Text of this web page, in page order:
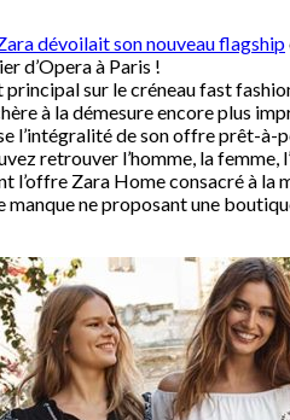
dévoilait son nouveau flagship
d’Opera à Paris !
sur le créneau fast
à la démesure encore plus
l’intégralité de son offre prêt-à-
retrouver l’homme, la femme,
l’offre Zara Home consacré à la
manque ne proposant une